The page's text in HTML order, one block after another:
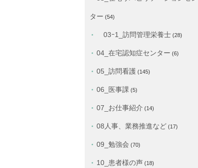
ター (54)
03ｰ1_訪問管理栄養士 (28)
04_在宅認知症センター (6)
05_訪問看護 (145)
06_医事課 (5)
07_お仕事紹介 (14)
08人事、業務推進など (17)
09_勉強会 (70)
10_患者様の声 (18)